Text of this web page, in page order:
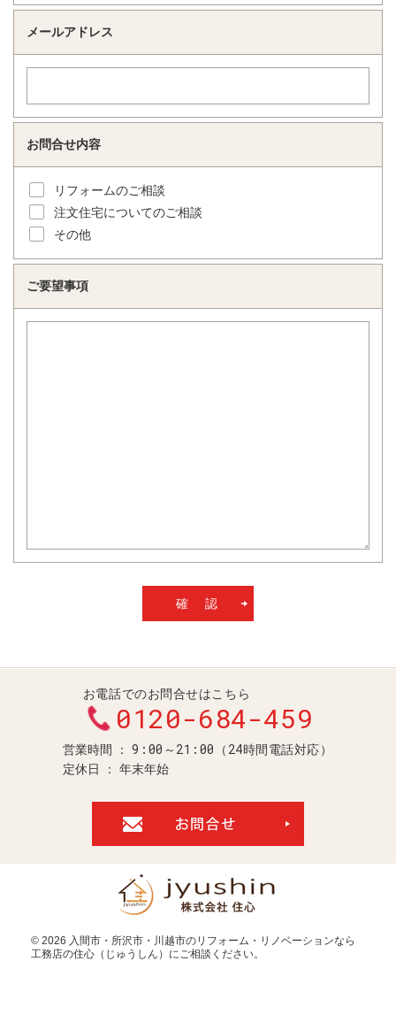
メールアドレス
お問合せ内容
リフォームのご相談
注文住宅についてのご相談
その他
ご要望事項
お電話でのお問合せはこちら
0120-684-459
営業時間 9:00～21:00（24時間電話対応）
定休日 年末年始
© 2026 入間市・所沢市・川越市のリフォーム・リノベーションなら
工務店の住心（じゅうしん） にご相談ください。